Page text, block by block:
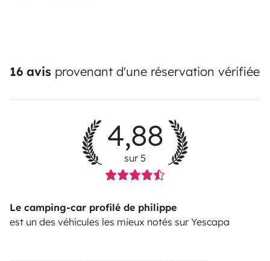
16 avis provenant d'une réservation vérifiée
4,88
sur 5
Le camping-car profilé de philippe
est un des véhicules les mieux notés sur Yescapa